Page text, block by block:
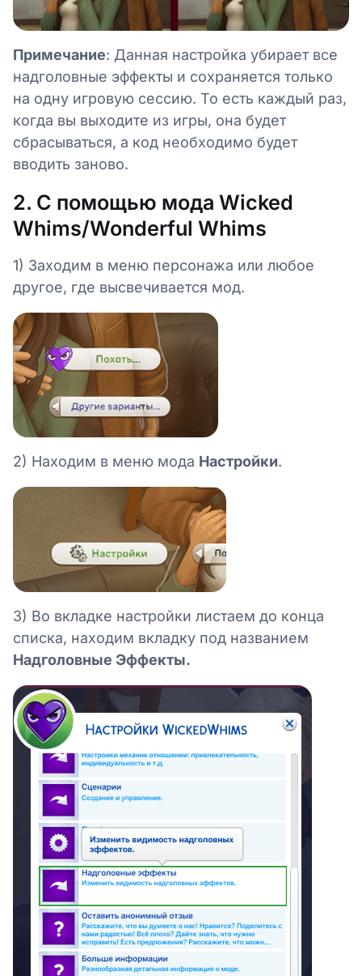
Примечание: Данная настройка убирает все
надголовные эффекты и сохраняется только
на одну игровую сессию. То есть каждый раз,
когда вы выходите из игры, она будет
сбрасываться, а код необходимо будет
вводить заново.
2. С помощью мода Wicked
Whims/Wonderful Whims
1) Заходим в меню персонажа или любое
другое, где высвечивается мод.
2) Находим в меню мода Настройки.
3) Во вкладке настройки листаем до конца
списка, находим вкладку под названием
Надголовные Эффекты.